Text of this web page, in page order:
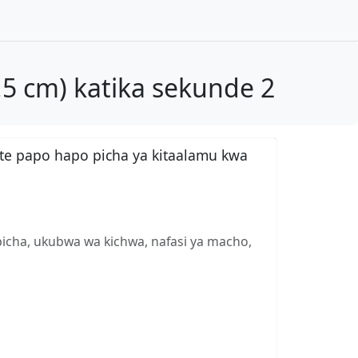
cm) katika sekunde 2
papo hapo picha ya kitaalamu kwa
ukubwa wa kichwa, nafasi ya macho,